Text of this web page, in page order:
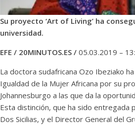
Su proyecto ‘Art of Living’ ha
universidad.
EFE / 20MINUTOS.ES / 05.03.2019 –
La doctora sudafricana Ozo Ibeziako
Igualdad de la Mujer Africana por su
Johannesburgo a las que da la
Esta distinción, que ha sido
Dos Sicilias, y el Director General del